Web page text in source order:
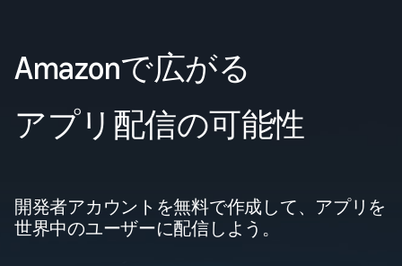
Amazonで広がる
アプリ配信の可能性
開発者アカウントを無料で作成して、アプリを
世界中のユーザーに配信しよう。